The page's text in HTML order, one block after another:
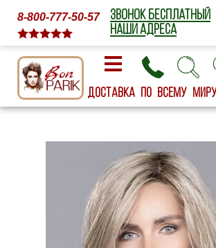
8-800-777-50-57
ЗВОНОК БЕСПЛАТНЫЙ
НАШИ АДРЕСА
Доставка по всему